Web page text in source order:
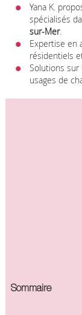
Yana K.
spécialisés
sur-Mer.
Expertise en
résidentiels
Solutions
usages de
Sommaire